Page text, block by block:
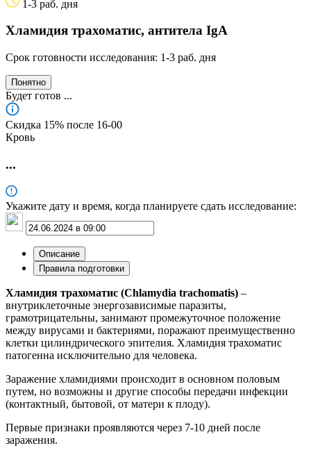
1-3 раб. дня
Хламидия трахоматис, антитела IgА
Срок готовности исследования: 1-3 раб. дня
Понятно
Будет готов ...
Скидка 15% после 16‑00
Кровь
...
Укажите дату и время, когда планируете сдать исследование:
Описание
Правила подготовки
Хламидия трахоматис (Chlamydia trachomatis) –
внутриклеточные энергозависимые паразиты,
грамотрицательны, занимают промежуточное положение
между вирусами и бактериями, поражают преимущественно
клетки цилиндрического эпителия. Хламидия трахоматис
патогенна исключительно для человека.
Заражение хламидиями происходит в основном половым
путем, но возможны и другие способы передачи инфекции
(контактный, бытовой, от матери к плоду).
Первые признаки проявляются через 7-10 дней после
заражения.